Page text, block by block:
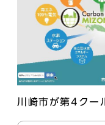
川崎市が第4クー